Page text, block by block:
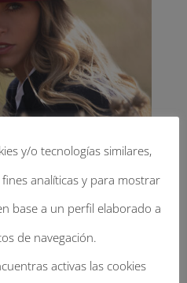
y/o tecnologías similares,
analíticas y para mostrar
base a un perfil elaborado a
de navegación.
activas las cookies